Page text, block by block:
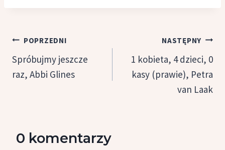
Nawigacja
wpisu
POPRZEDNI
Spróbujmy jeszcze
raz, Abbi Glines
NASTĘPNY
1 kobieta, 4 dzieci, 0
kasy (prawie), Petra
van Laak
0 komentarzy